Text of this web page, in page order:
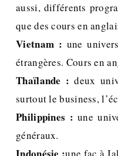
aussi, différents
que des cours en
Vietnam : une
étrangères. Cours en
Thaïlande : deux
surtout le business,
Philippines : une
généraux.